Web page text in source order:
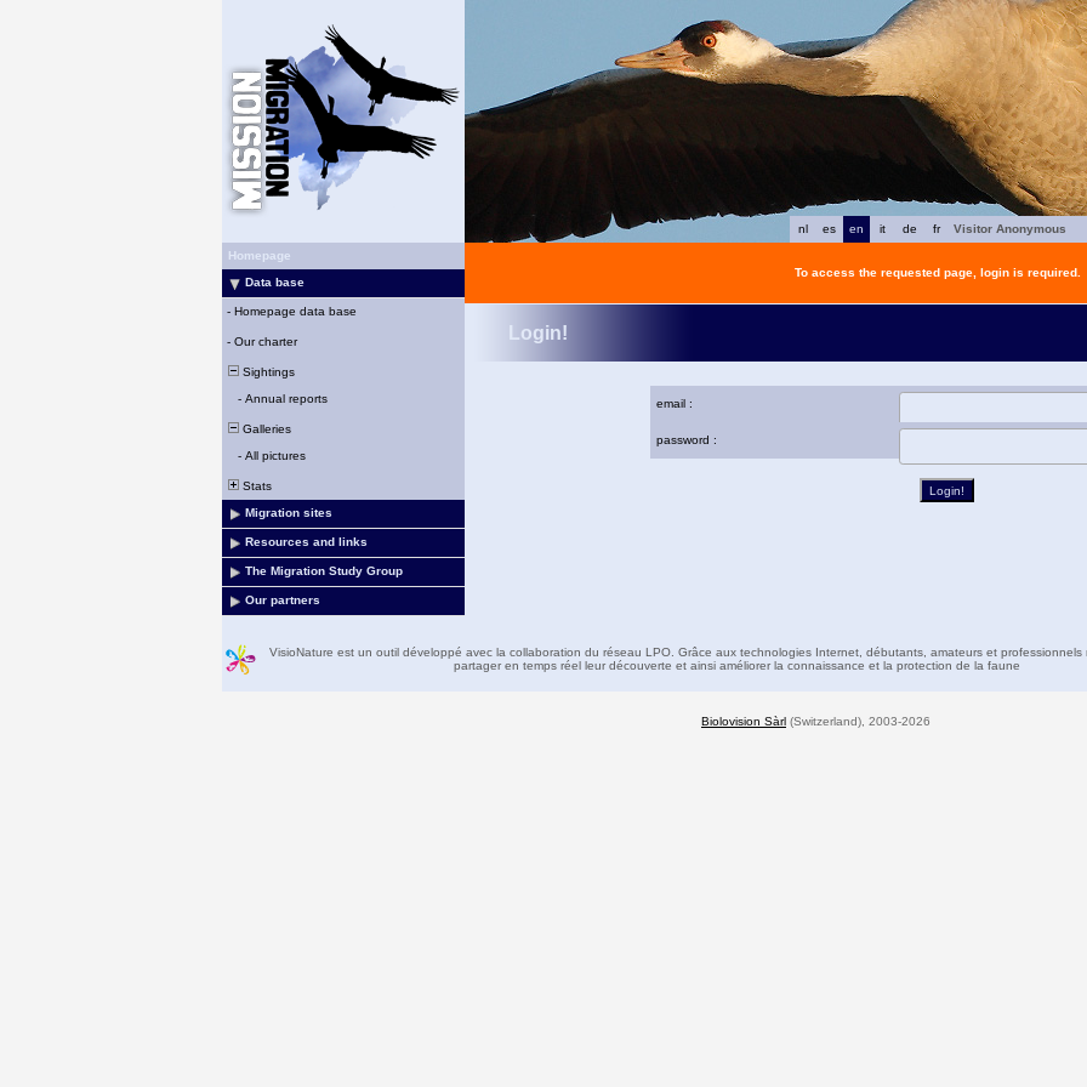
fr
de
it
en
es
nl
Visitor Anonymous
Homepage
Data base
- Homepage data base
- Our charter
Sightings
- Annual reports
Galleries
- All pictures
Stats
Migration sites
Resources and links
The Migration Study Group
Our partners
To access the requested page, login is required.
Login!
email :
password :
VisioNature est un outil développé avec la collaboration du réseau LPO. Grâce aux technologies Internet, débutants, amateurs et professionnels
partager en temps réel leur découverte et ainsi améliorer la connaissance et la protection de la faune
Biolovision Sàrl (Switzerland), 2003-2026